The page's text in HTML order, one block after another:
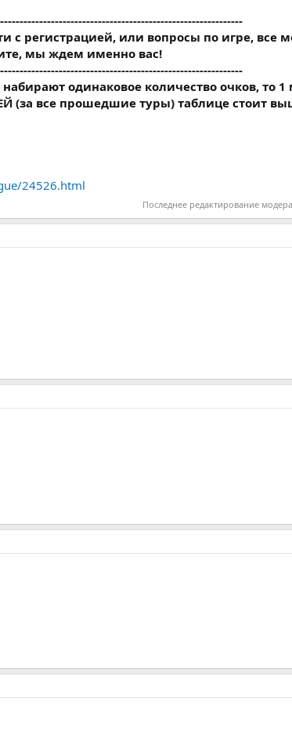
с регистрацией, или вопросы по игре, все
мы ждем именно вас!
одинаковое количество очков, то 1
(за все прошедшие туры) таблице стоит
24526.html
Последнее редактирование